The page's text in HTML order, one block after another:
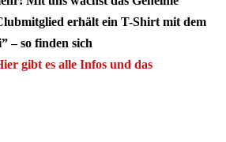
erhält ein T-Shirt mit dem
– so finden sich
gibt es alle Infos und das